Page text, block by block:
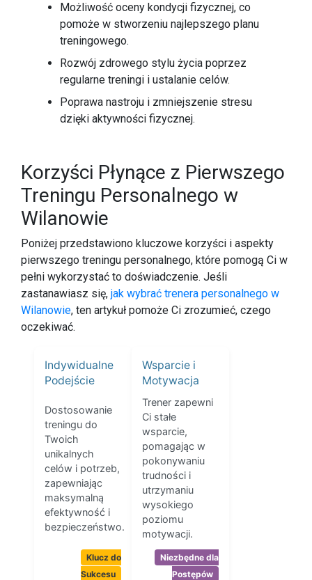
Możliwość oceny kondycji fizycznej, co
pomoże w stworzeniu najlepszego planu
treningowego.
Rozwój zdrowego stylu życia poprzez
regularne treningi i ustalanie celów.
Poprawa nastroju i zmniejszenie stresu
dzięki aktywności fizycznej.
Korzyści Płynące z Pierwszego
Treningu Personalnego w
Wilanowie
Poniżej przedstawiono kluczowe korzyści i aspekty
pierwszego treningu personalnego, które pomogą Ci w
pełni wykorzystać to doświadczenie. Jeśli
zastanawiasz się, jak wybrać trenera personalnego w
Wilanowie, ten artykuł pomoże Ci zrozumieć, czego
oczekiwać.
Indywidualne
Podejście
Dostosowanie
treningu do
Twoich
unikalnych
celów i potrzeb,
zapewniając
maksymalną
efektywność i
bezpieczeństwo.
Klucz do
Sukcesu
Wsparcie i
Motywacja
Trener zapewni
Ci stałe
wsparcie,
pomagając w
pokonywaniu
trudności i
utrzymaniu
wysokiego
poziomu
motywacji.
Niezbędne dla
Postępów